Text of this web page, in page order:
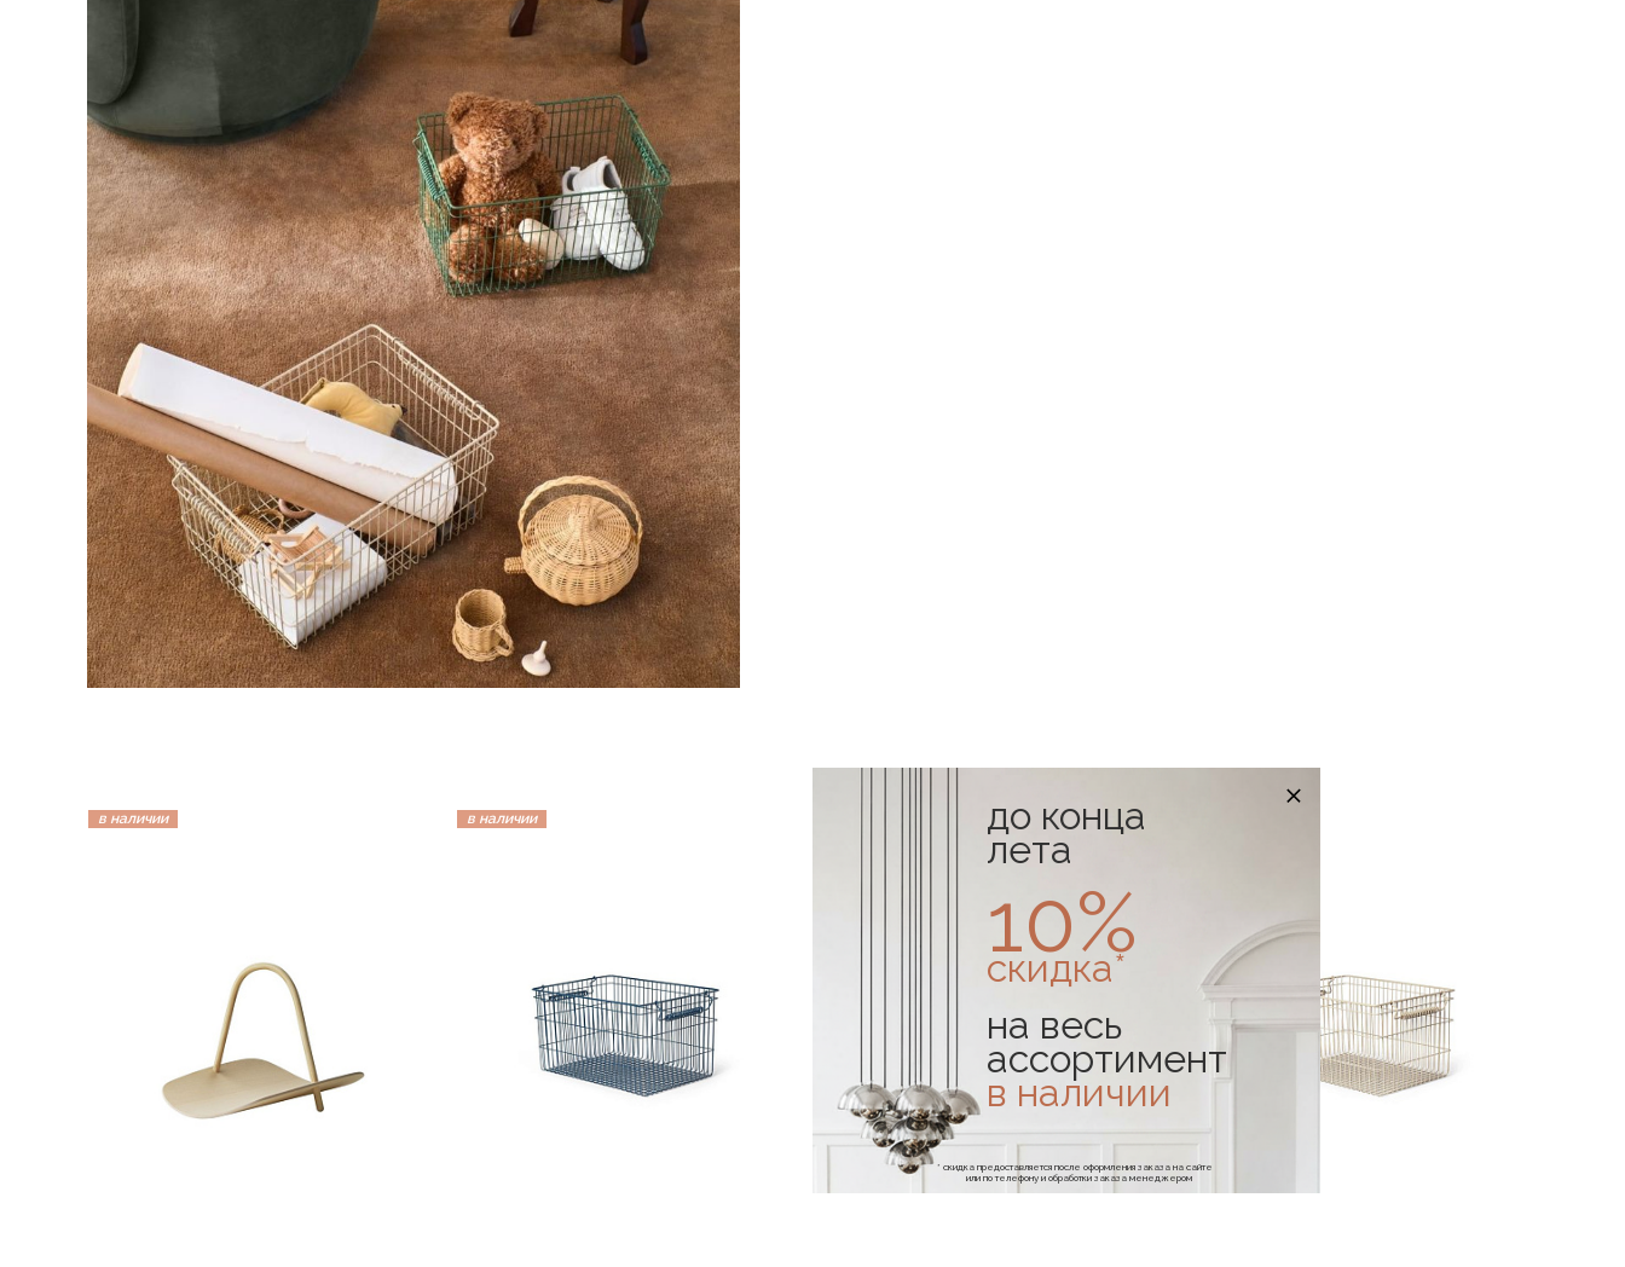
в наличии в наличии до конца
лета
10%
скидка*
на весь
ассортимент
в наличии
* скидка предоставляется после оформления заказа на сайте
или по телефону и обработки заказа менеджером